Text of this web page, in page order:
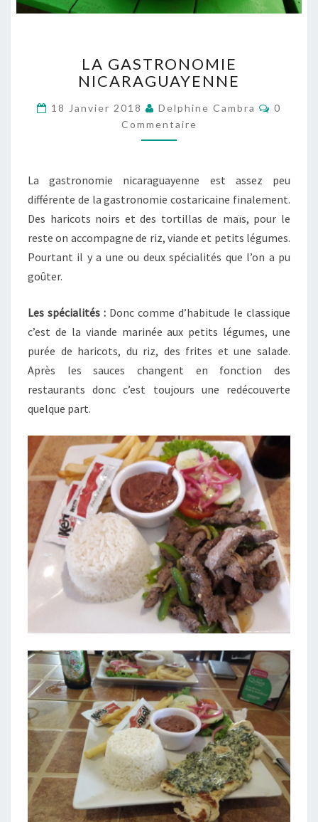
A
G
S
T
R
M
I
E
N
R
A
G
A
Y
N
E
LA GASTRONOMIE
NICARAGUAYENNE
18 Janvier 2018 Delphine Cambra
C
O
A
I
R
S
0
Commentaire
La gastronomie nicaraguayenne est assez peu
différente de la gastronomie costaricaine finalement.
Des haricots noirs et des tortillas de maïs, pour le
reste on accompagne de riz, viande et petits légumes.
Pourtant il y a une ou deux spécialités que l’on a pu
goûter.
Les spécialités : Donc comme d’habitude le classique
c’est de la viande marinée aux petits légumes, une
purée de haricots, du riz, des frites et une salade.
Après les sauces changent en fonction des
restaurants donc c’est toujours une redécouverte
quelque part.